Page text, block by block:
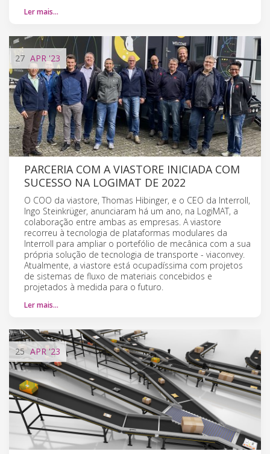
Ler mais…
27 APR'23
PARCERIA COM A VIASTORE INICIADA COM
SUCESSO NA LOGIMAT DE 2022
O COO da viastore, Thomas Hibinger, e o CEO da Interroll,
Ingo Steinkrüger, anunciaram há um ano, na LogiMAT, a
colaboração entre ambas as empresas. A viastore
recorreu à tecnologia de plataformas modulares da
Interroll para ampliar o portefólio de mecânica com a sua
própria solução de tecnologia de transporte - viaconvey.
Atualmente, a viastore está ocupadíssima com projetos
de sistemas de fluxo de materiais concebidos e
projetados à medida para o futuro.
Ler mais…
25 APR'23